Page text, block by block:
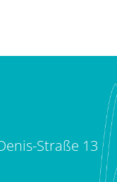
Straße 13